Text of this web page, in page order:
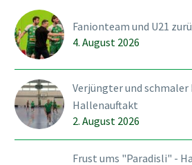
einem
noch
Fanionteam und U21
4. August 2026
Verjüngter und schmaler
Hallenauftakt
2. August 2026
Frust ums "Paradisli" -